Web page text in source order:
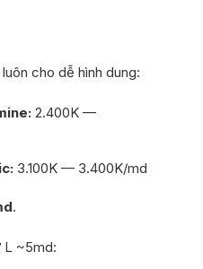
cho dễ hình dung:
2.400K —
3.100K — 3.400K/md
.
L ~5md: